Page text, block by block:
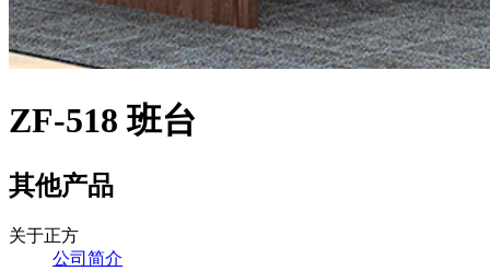
ZF-518 班台
其他产品
关于正方
公司简介